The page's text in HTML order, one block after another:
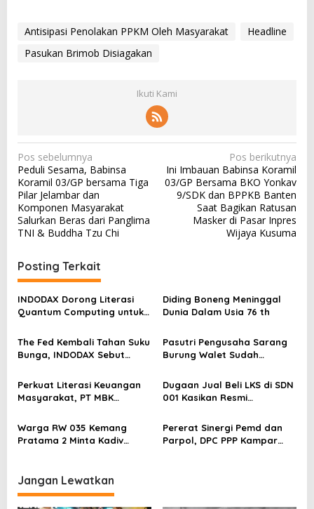
Antisipasi Penolakan PPKM Oleh Masyarakat
Headline
Pasukan Brimob Disiagakan
Ikuti Kami
N
a
v
i
g
s
i
p
o
s
Pos sebelumnya
Peduli Sesama, Babinsa
Koramil 03/GP bersama Tiga
Pilar Jelambar dan
Komponen Masyarakat
Salurkan Beras dari Panglima
TNI & Buddha Tzu Chi
Pos berikutnya
Ini Imbauan Babinsa Koramil
03/GP Bersama BKO Yonkav
9/SDK dan BPPKB Banten
Saat Bagikan Ratusan
Masker di Pasar Inpres
Wijaya Kusuma
Posting Terkait
INDODAX Dorong Literasi
Quantum Computing untuk
Blockchain
Diding Boneng Meninggal
Dunia Dalam Usia 76 th
The Fed Kembali Tahan Suku
Bunga, INDODAX Sebut
Sentimen Pasar
Pasutri Pengusaha Sarang
Burung Walet Sudah
Pelapor Desak Polda Jambi
Segera Lakukan Penahanan
Perkuat Literasi Keuangan
Masyarakat, PT MBK
Karpet Masjid di Pakuhaji
Dugaan Jual Beli LKS di SDN
001 Kasikan Resmi
Kampar, Pemred – Pimum
Metroterkini.id Desak Usut
Kasus Ini
Warga RW 035 Kemang
Pratama 2 Minta Kadiv
Metro Bekasi Kota
Pererat Sinergi Pemd dan
Parpol, DPC PPP Kampar
Jangan Lewatkan